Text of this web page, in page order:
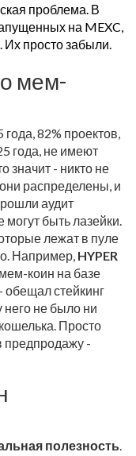
проблема. В
на MEXC,
просто забыли.
мем-
82% проектов,
года, не имеют
значит - никто не
они распределены, и
аудит
могут быть лазейки.
лежат в пуле
Например, HYPER
коин на базе
обещал стейкинг
него не было ни
Просто
предпродажу -
полезность